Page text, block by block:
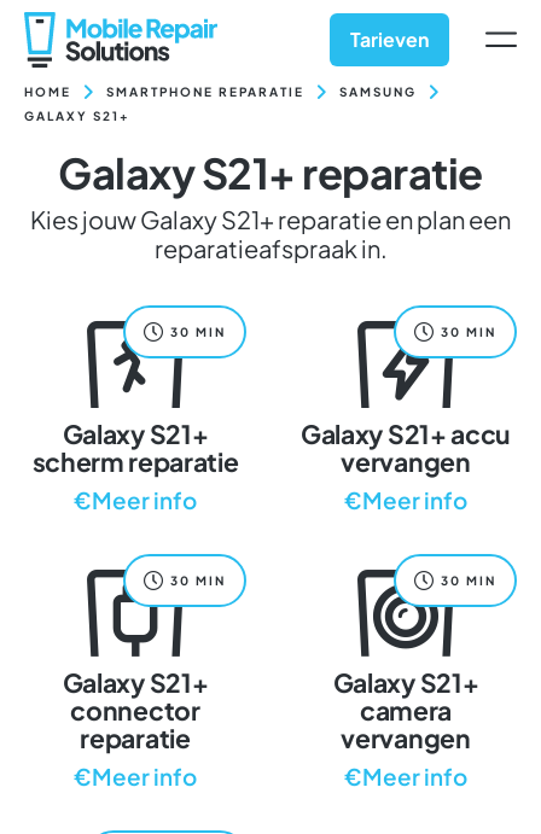
naar
inhoud
Tarieven
HOME SMARTPHONE REPARATIE
SAMSUNG
GALAXY S21+
Galaxy S21+ reparatie
Kies jouw Galaxy S21+ reparatie en plan een
reparatieafspraak in.
30 MIN
Galaxy S21+
scherm reparatie
€Meer info
30 MIN
Galaxy S21+ accu
vervangen
€Meer info
30 MIN
Galaxy S21+
connector
reparatie
€Meer info
30 MIN
Galaxy S21+
camera
vervangen
€Meer info